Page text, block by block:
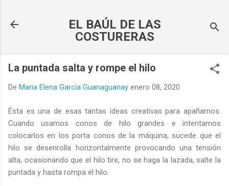
EL BAÚL DE LAS
COSTURERAS
La puntada salta y rompe el hilo
De Maria Elena Garcia Guanaguanay enero 08, 2020
Ésta es una de esas tantas ideas creativas para apañarnos.
Cuando usamos conos de hilo grandes e intentamos
colocarlos en los porta conos de la máquina, sucede que el
hilo se desenrolla horizontalmente provocando una tensión
alta, ocasionando que el hilo tire, no se haga la lazada, salte la
puntada y hasta rompa el hilo.